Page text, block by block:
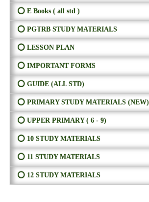
⭕ E Books ( all std )
⭕ PGTRB STUDY MATERIALS
⭕ LESSON PLAN
⭕ IMPORTANT FORMS
⭕ GUIDE (ALL STD)
⭕ PRIMARY STUDY MATERIALS (NEW)
⭕ UPPER PRIMARY ( 6 - 9)
⭕ 10 STUDY MATERIALS
⭕ 11 STUDY MATERIALS
⭕ 12 STUDY MATERIALS